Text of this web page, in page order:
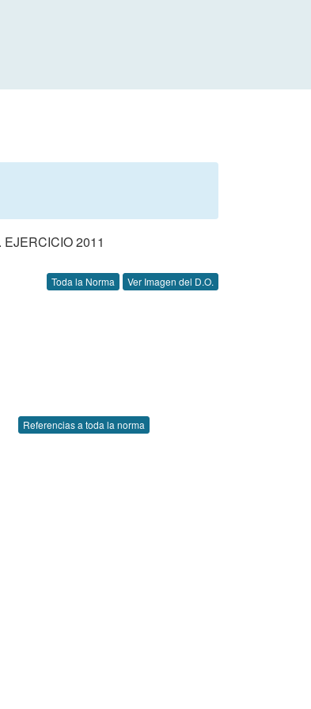
2011
Toda la Norma Ver Imagen del D.O.
Referencias a toda la norma